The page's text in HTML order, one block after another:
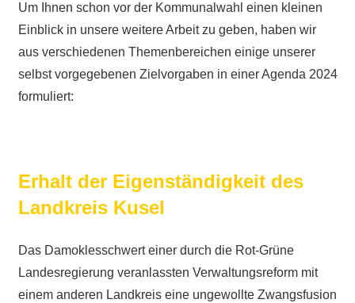
Um Ihnen schon vor der Kommunalwahl einen kleinen
Einblick in unsere weitere Arbeit zu geben, haben wir
aus verschiedenen Themenbereichen einige unserer
selbst vorgegebenen Zielvorgaben in einer Agenda 2024
formuliert:
Erhalt der Eigenständigkeit des
Landkreis Kusel
Das Damoklesschwert einer durch die Rot-Grüne
Landesregierung veranlassten Verwaltungsreform mit
einem anderen Landkreis eine ungewollte Zwangsfusion